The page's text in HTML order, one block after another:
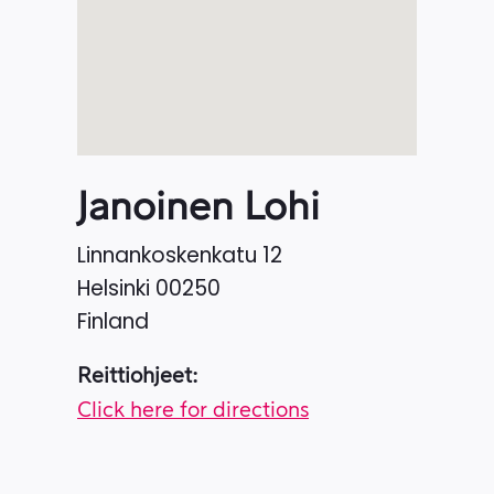
Janoinen Lohi
Linnankoskenkatu 12
Helsinki 00250
Finland
Reittiohjeet:
Click here for directions